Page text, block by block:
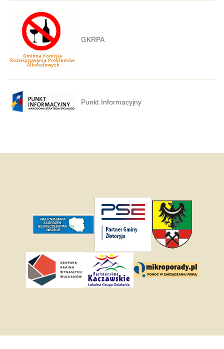
GKRPA
Punkt Informacyjny